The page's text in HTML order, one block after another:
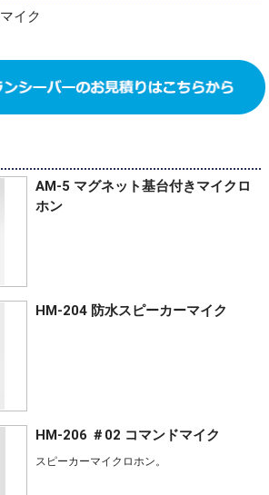
イク
AM-5 マグネット基台付きマイクロ
ホン
HM-204 防水スピーカーマイク
HM-206 ＃02 コマンドマイク
スピーカーマイクロホン。